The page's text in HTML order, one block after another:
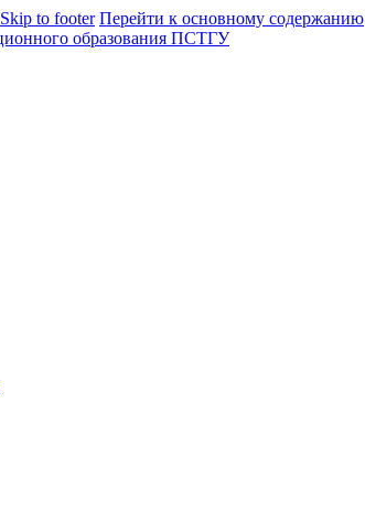
Skip to footer Перейти к основному содержанию